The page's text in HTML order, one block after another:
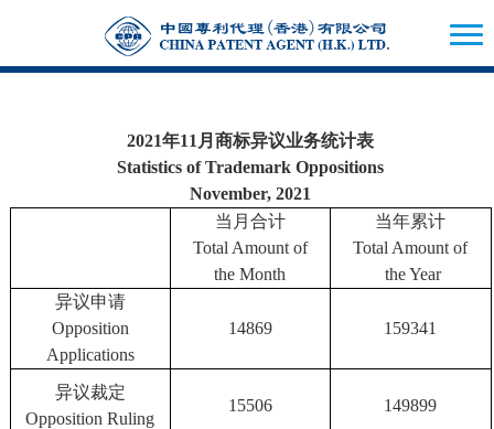
2021年11月商标异议业务统计表
Statistics of Trademark Oppositions
November, 2021
当月合计
Total Amount of
the Month
当年累计
Total Amount of
the Year
异议申请
Opposition
Applications
14869 159341
异议裁定
Opposition Ruling
15506 149899